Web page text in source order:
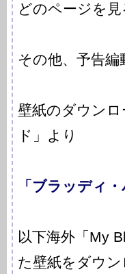
どのページを見
その他、予告
壁紙のダウン
ド」より
「ブラッディ
以下海外「My
た壁紙をダウ